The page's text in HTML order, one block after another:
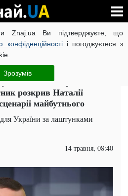
Znaj.ua Ви підтверджуєте, що
конфіденційностіі погоджуєтеся з
Зрозумів
УКРАЇНИ КОРОНАВІРУС В УКРАЇНІ
ЧИТАТЬ НА РУССКОМ
чи війна до переможного
розкрив Наталії
майбутнього
України за лаштунками
14 травня, 08:40